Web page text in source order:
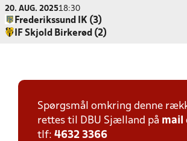
20. AUG. 202518:30
Frederikssund IK (3)
IF Skjold Birkerød (2)
Spørgsmål omkring denne
rettes til DBU Sjælland på mail
tlf: 4632 3366